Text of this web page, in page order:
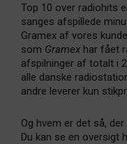
Top 10 over radiohits
sanges afspillede
Gramex af vores
som Gramex har fået
afspilninger af totalt i
alle danske
andre leverer kun
Og hvem er det så,
Du kan se en oversigt